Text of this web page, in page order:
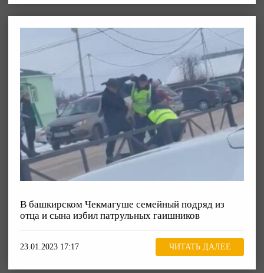
В башкирском Чекмагуше семейный подряд из
отца и сына избил патрульных гаишников
23.01.2023 17:17 ЧИТАТЬ ДАЛЕЕ